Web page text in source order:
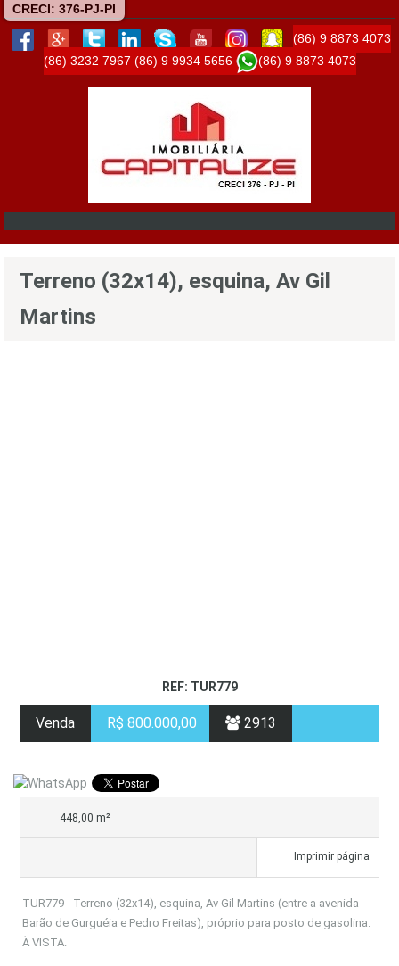
CRECI: 376-PJ-PI
(86) 9 8873 4073
(86) 3232 7967 (86) 9 9934 5656 (86) 9 8873 4073
Terreno (32x14), esquina, Av Gil
Martins
REF: TUR779
Venda R$ 800.000,00 2913
448,00 m²
Imprimir página
TUR779 - Terreno (32x14), esquina, Av Gil Martins (entre a avenida
Barão de Gurguéia e Pedro Freitas), próprio para posto de gasolina.
À VISTA.